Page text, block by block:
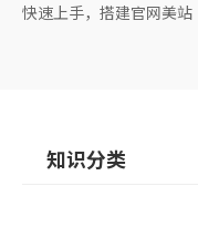
快速上手，搭建官网美站
知识分类